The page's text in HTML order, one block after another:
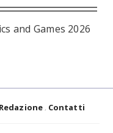
and Games 2026
Redazione Contatti